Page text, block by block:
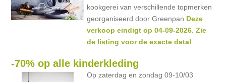
kookgerei van verschillende topmerken
georganiseerd door Greenpan Deze
verkoop eindigt op 04-09-2026. Zie
de listing voor de exacte data!
-70% op alle kinderkleding
Op zaterdag en zondag 09-10/03